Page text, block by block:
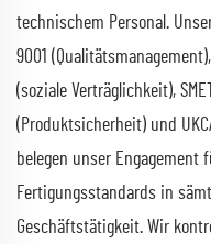
technischem Personal.
9001
(soziale Verträglichkeit),
(Produktsicherheit) und
belegen unser
Fertigungsstandards in
Geschäftstätigkeit. Wir